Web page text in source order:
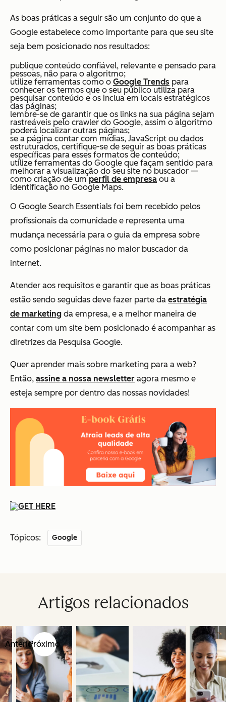
As boas práticas a seguir são um conjunto do que a
Google estabelece como importante para que seu site
seja bem posicionado nos resultados:
publique conteúdo confiável, relevante e pensado para
pessoas, não para o algoritmo;
utilize ferramentas como o Google Trends para
conhecer os termos que o seu público utiliza para
pesquisar conteúdo e os inclua em locais estratégicos
das páginas;
lembre-se de garantir que os links na sua página sejam
rastreáveis pelo crawler do Google, assim o algoritmo
poderá localizar outras páginas;
se a página contar com mídias, JavaScript ou dados
estruturados, certifique-se de seguir as boas práticas
específicas para esses formatos de conteúdo;
utilize ferramentas do Google que façam sentido para
melhorar a visualização do seu site no buscador —
como criação de umperfil de empresa ou a
identificação no Google Maps.
O Google Search Essentials foi bem recebido pelos
profissionais da comunidade e representa uma
mudança necessária para o guia da empresa sobre
como posicionar páginas no maior buscador da
internet.
Atender aos requisitos e garantir que as boas práticas
estão sendo seguidas deve fazer parte da estratégia
de marketing da empresa, e a melhor maneira de
contar com um site bem posicionado é acompanhar as
diretrizes da Pesquisa Google.
Quer aprender mais sobre marketing para a web?
Então, assine a nossa newsletter agora mesmo e
esteja sempre por dentro das nossas novidades!
Tópicos: Google
Artigos relacionados
AnteriorPróximo